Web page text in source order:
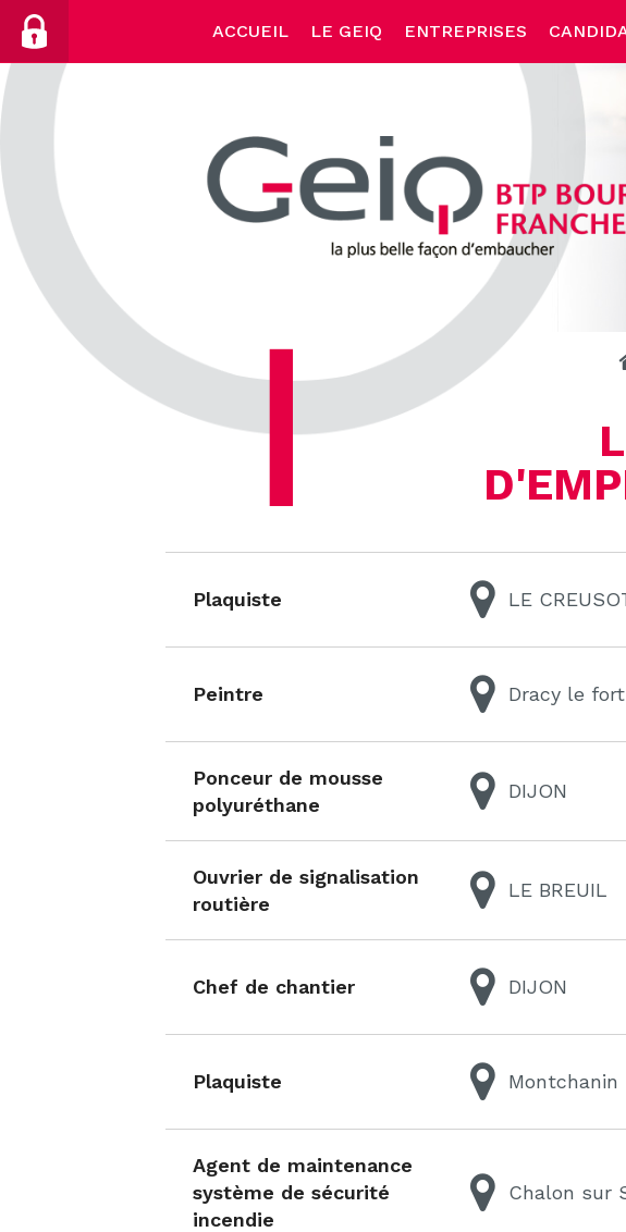
Skip
content
ACCUEIL LE GEIQ ENTREPRISES
Plaquiste LE
Peintre Dracy le fort
Ponceur de mousse
polyuréthane
DIJON
Ouvrier de signalisation
routière
LE BREUIL
Chef de chantier DIJON
Plaquiste Montchanin
Agent de maintenance
système de sécurité
incendie
Chalon sur